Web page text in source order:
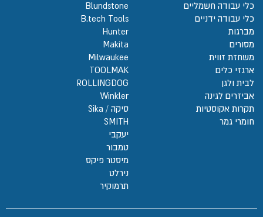
כלי עבודה חשמליים
כלי עבודה ידניים
מברגות
מסורים
משחזת זווית
ארגזי כלים
לבית ולגן
אביזרים לגינה
תקרות אקוסטיות
חומרי גמר
Blundstone
B.tech Tools
Hunter
Makita
Milwaukee
TOOLMAK
ROLLINGDOG
Winkler
סיקה / Sika
SMITH
יעקבי
טמבור
מיסטר פיקס
נירלט
תרמוקיר